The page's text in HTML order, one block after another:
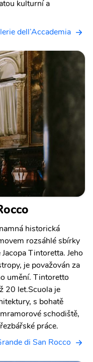
kulturní a
dell’Accademia
historická
rozsáhlé sbírky
Tintoretta. Jeho
je považován za
umění. Tintoretto
20 let.Scuola je
s bohatě
schodiště,
práce.
di San Rocco